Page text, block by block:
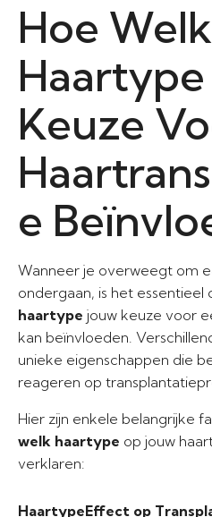
Hoe Welk
Keuze
e
Wanneer je overweegt om
ondergaan, is het
haartype jouw keuze voor
kan beïnvloeden.
unieke eigenschappen die
reageren op
Hier zijn enkele belangrijke
welk haartype op jouw
verklaren:
HaartypeEffect op